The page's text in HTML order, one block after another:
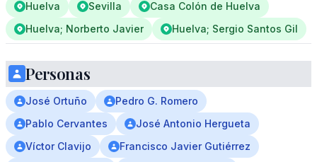
Huelva Sevilla
Casa Colón de Huelva
Huelva; Norberto Javier
Huelva; Sergio Santos Gil
Personas
José Ortuño
Pedro G. Romero
Pablo Cervantes
José Antonio Hergueta
Víctor Clavijo
Francisco Javier Gutiérrez